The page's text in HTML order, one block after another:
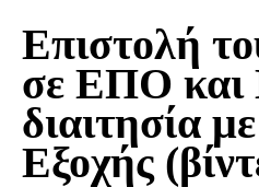
Επιστολή
σε ΕΠΟ και
διαιτησία
Εξοχής